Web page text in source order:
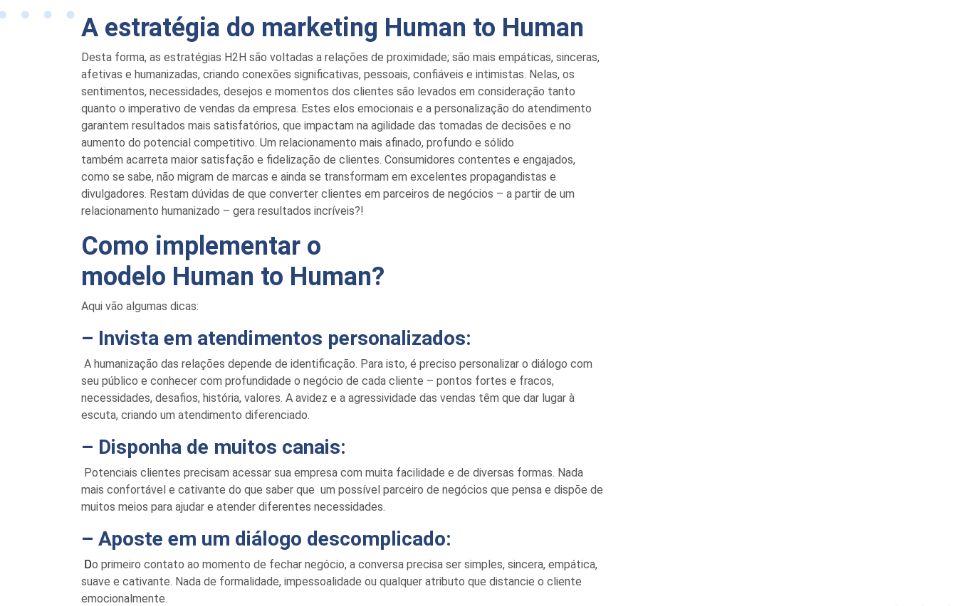
A estratégia do marketing Human to Human
Desta forma, as estratégias H2H são voltadas a relações de proximidade; são mais empáticas, sinceras,
afetivas e humanizadas, criando conexões significativas, pessoais, confiáveis e intimistas. Nelas, os
sentimentos, necessidades, desejos e momentos dos clientes são levados em consideração tanto
quanto o imperativo de vendas da empresa. Estes elos emocionais e a personalização do atendimento
garantem resultados mais satisfatórios, que impactam na agilidade das tomadas de decisões e no
aumento do potencial competitivo. Um relacionamento mais afinado, profundo e sólido
também acarreta maior satisfação e fidelização de clientes. Consumidores contentes e engajados,
como se sabe, não migram de marcas e ainda se transformam em excelentes propagandistas e
divulgadores. Restam dúvidas de que converter clientes em parceiros de negócios – a partir de um
relacionamento humanizado – gera resultados incríveis?!
Como implementar o
modelo Human to Human?
Aqui vão algumas dicas:
– Invista em atendimentos personalizados:
A humanização das relações depende de identificação. Para isto, é preciso personalizar o diálogo com
seu público e conhecer com profundidade o negócio de cada cliente – pontos fortes e fracos,
necessidades, desafios, história, valores. A avidez e a agressividade das vendas têm que dar lugar à
escuta, criando um atendimento diferenciado.
– Disponha de muitos canais:
Potenciais clientes precisam acessar sua empresa com muita facilidade e de diversas formas. Nada
mais confortável e cativante do que saber que um possível parceiro de negócios que pensa e dispõe de
muitos meios para ajudar e atender diferentes necessidades.
– Aposte em um diálogo descomplicado:
Do primeiro contato ao momento de fechar negócio, a conversa precisa ser simples, sincera, empática,
suave e cativante. Nada de formalidade, impessoalidade ou qualquer atributo que distancie o cliente
emocionalmente.